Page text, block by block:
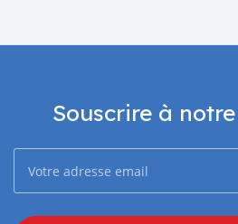
Souscrire à